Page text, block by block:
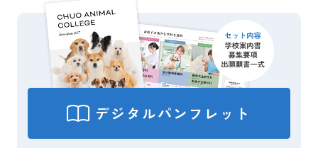
【イベント情報】
【学園祭2024】学園祭へご来場の皆さま
【在校生連絡】本日（5月23日）の授業について
【在校生連絡】明日（6月3日）の授業について
✂️🐩 8/19（水）体験入学開催！ 🐩✂️
デジタルパンフレット